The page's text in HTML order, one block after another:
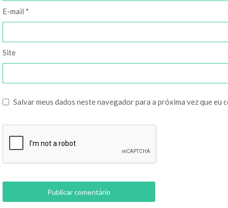
E-mail *
Site
Salvar meus dados neste navegador para a próxima vez que eu